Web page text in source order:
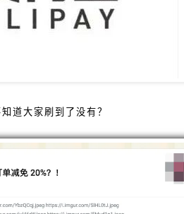
道大家刷到了没有？